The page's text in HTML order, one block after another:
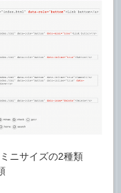
ニサイズの2種類